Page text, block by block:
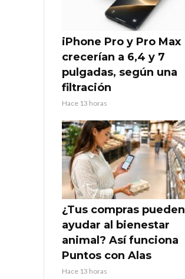
iPhone Pro y Pro Max
crecerían a 6,4 y 7
pulgadas, según una
filtración
Hace 13 horas
¿Tus compras pueden
ayudar al bienestar
animal? Así funciona
Puntos con Alas
Hace 13 horas